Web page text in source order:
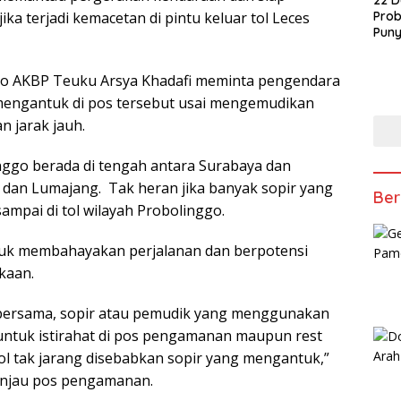
terjadi kemacetan di pintu keluar tol Leces
AKBP Teuku Arsya Khadafi meminta pengendara
di pos tersebut usai mengemudikan
jarak jauh.
berada di tengah antara Surabaya dan
Lumajang. Tak heran jika banyak sopir yang
di tol wilayah Probolinggo.
membahayakan perjalanan dan berpotensi
sopir atau pemudik yang menggunakan
istirahat di pos pengamanan maupun rest
tak jarang disebabkan sopir yang mengantuk,”
pos pengamanan.